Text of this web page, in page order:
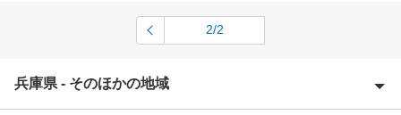
2/2
兵庫県 - そのほかの地域